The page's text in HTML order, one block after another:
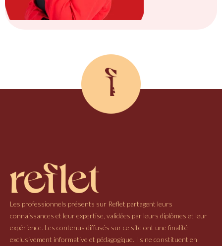
Les professionnels présents sur Reflet partagent leurs
connaissances et leur expertise, validées par leurs diplômes et leur
expérience. Les contenus diffusés sur ce site ont une finalité
exclusivement informative et pédagogique. Ils ne constituent en